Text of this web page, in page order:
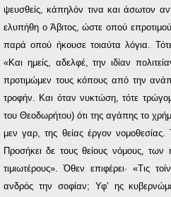
ψευσθείς, κάπηλόν τινα και άσωτον
ελυπήθη ο Άβιτος, ώστε οπού
παρά οπού ήκουσε τοιαύτα λόγια.
«Και ημείς, αδελφέ, την ιδίαν
προτιμώμεν τους κόπους από την
τροφήν. Και όταν νυκτώση, τότε
του Θεοδωρήτου) ότι της αγάπης το
μεν γαρ, της θείας έργον
Προσήκει δε τους θείους νόμους,
τιμιωτέρους». Όθεν επιφέρει· «Τις
ανδρός την σοφίαν; Υφ’ ης